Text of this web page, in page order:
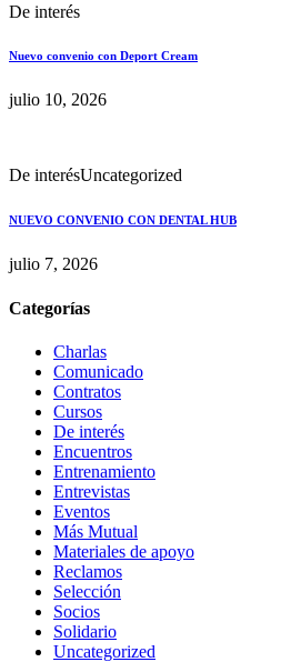
De interés
Nuevo convenio con Deport Cream
julio 10, 2026
De interésUncategorized
NUEVO CONVENIO CON DENTAL HUB
julio 7, 2026
Categorías
Charlas
Comunicado
Contratos
Cursos
De interés
Encuentros
Entrenamiento
Entrevistas
Eventos
Más Mutual
Materiales de apoyo
Reclamos
Selección
Socios
Solidario
Uncategorized